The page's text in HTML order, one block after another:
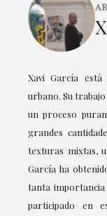
Xavi García
urbano. Su
un proceso
grandes
texturas mixtas,
García ha
tanta
participado en